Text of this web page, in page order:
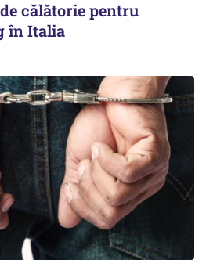
călătorie pentru
în Italia